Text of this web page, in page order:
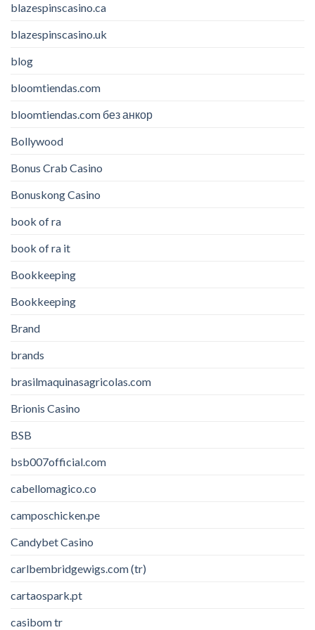
blazespinscasino.ca
blazespinscasino.uk
blog
bloomtiendas.com
bloomtiendas.com без анкор
Bollywood
Bonus Crab Casino
Bonuskong Casino
book of ra
book of ra it
Bookkeeping
Bookkeeping
Brand
brands
brasilmaquinasagricolas.com
Brionis Casino
BSB
bsb007official.com
cabellomagico.co
camposchicken.pe
Candybet Casino
carlbembridgewigs.com (tr)
cartaospark.pt
casibom tr